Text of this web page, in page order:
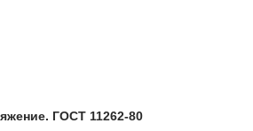
ГОСТ 11262-80